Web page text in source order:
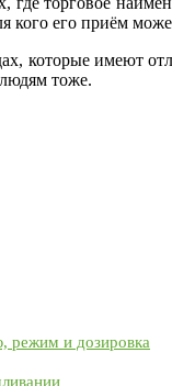
кого его приём
которые имеют
тоже.
режим и дозировка